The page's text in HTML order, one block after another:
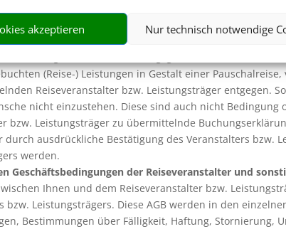
akzeptieren Nur technisch notwendige
Vereinbarung mit Ihnen vorliegt, übernehmen wir als
Umständen der Reiseleistung keine Garantie i.S. von
Leistungen keine Beschaffungsgarantie im Sinne dieser
(Reise-) Leistungen in Gestalt einer
Reiseveranstalter bzw. Leistungsträger entgegen.
nicht einzustehen. Diese sind auch nicht
bzw. Leistungsträger zu übermittelnde
durch ausdrückliche Bestätigung des Veranstalters
werden.
Geschäftsbedingungen der Reiseveranstalter und
Ihnen und dem Reiseveranstalter bzw.
bzw. Leistungsträgers. Diese AGB werden in den
Bestimmungen über Fälligkeit, Haftung, Stornierung,